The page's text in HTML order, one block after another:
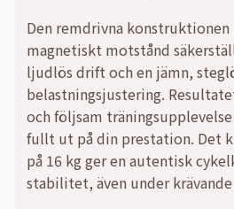
Den remdrivna
magnetiskt motstånd
ljudlös drift och en jämn,
belastningsjustering.
och följsam
fullt ut på din prestation. Det
på 16 kg ger en autentisk
stabilitet, även under